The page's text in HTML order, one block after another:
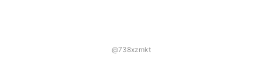
@738xzmkt